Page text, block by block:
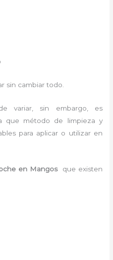
sin cambiar todo.
variar, sin embargo, es
que método de limpieza y
para aplicar o utilizar en
en Mangos
que existen